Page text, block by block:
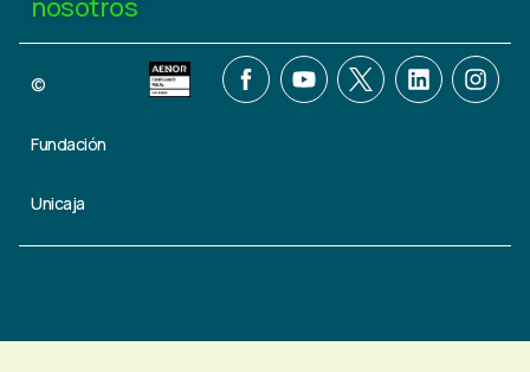
©
Fundación
Unicaja